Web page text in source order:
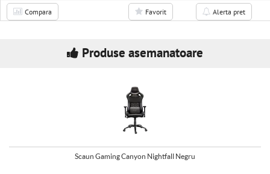
Compara Favorit Alerta pret
Produse asemanatoare
Scaun Gaming Canyon Nightfall Negru